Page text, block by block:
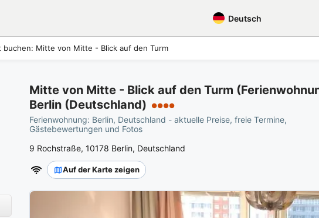
Deutsch
buchen: Mitte von Mitte - Blick auf den Turm
Mitte von Mitte - Blick auf den Turm
Berlin (Deutschland)
●●●●
Ferienwohnung: Berlin, Deutschland - aktuelle Preise, freie Termine,
Gästebewertungen und Fotos
9 Rochstraße, 10178 Berlin, Deutschland
Auf der Karte zeigen